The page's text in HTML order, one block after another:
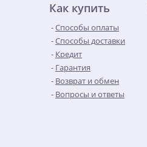
Как купить
Способы оплаты
Способы доставки
Кредит
Гарантия
Возврат и обмен
Вопросы и ответы